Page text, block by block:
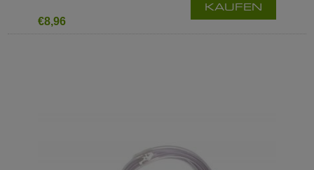
€8,96
KAUFEN